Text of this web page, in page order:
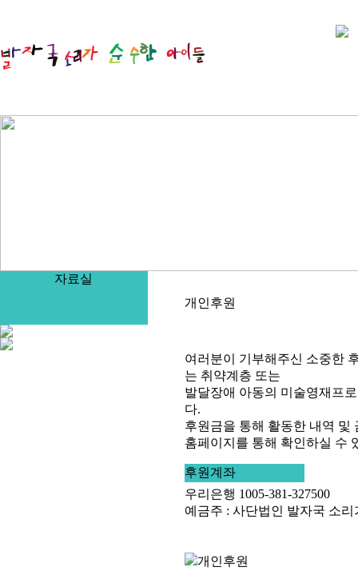
자료실
개인후원
여러분이 기부해주신 소중한
는 취약계층 또는
발달장애 아동의 미술영재프
다.
후원금을 통해 활동한 내역 및
홈페이지를 통해 확인하실 수
후원계좌
우리은행 1005-381-327500
예금주 : 사단법인 발자국 소
개인후원